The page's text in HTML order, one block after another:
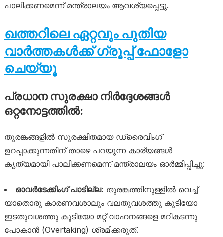
പാലിക്കണമെന്ന് മന്ത്രാലയം ആവശ്യപ്പെട്ടു.
ഖത്തറിലെ ഏറ്റവും പുതിയ
വാർത്തകൾക്ക് ഗ്രൂപ്പ് ഫോളോ
ചെയ്യൂ
പ്രധാന സുരക്ഷാ നിർദ്ദേശങ്ങൾ
ഒറ്റനോട്ടത്തിൽ:
തുരങ്കങ്ങളിൽ സുരക്ഷിതമായ ഡ്രൈവിംഗ്
ഉറപ്പാക്കുന്നതിന് താഴെ പറയുന്ന കാര്യങ്ങൾ
കൃത്യമായി പാലിക്കണമെന്ന് മന്ത്രാലയം ഓർമ്മിപ്പിച്ചു:
ഓവർടേക്കിംഗ് പാടില്ല: തുരങ്കത്തിനുള്ളിൽ വെച്ച്
യാതൊരു കാരണവശാലും വലതുവശത്തു കൂടിയോ
ഇടതുവശത്തു കൂടിയോ മറ്റ് വാഹനങ്ങളെ മറികടന്നു
പോകാൻ (Overtaking) ശ്രമിക്കരുത്.